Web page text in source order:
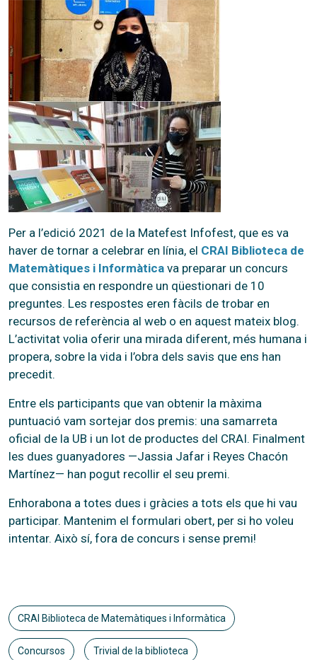
Per a l’edició 2021 de la Matefest Infofest, que es va
haver de tornar a celebrar en línia, el CRAI Biblioteca de
Matemàtiques i Informàtica va preparar un concurs
que consistia en respondre un qüestionari de 10
preguntes. Les respostes eren fàcils de trobar en
recursos de referència al web o en aquest mateix blog.
L’activitat volia oferir una mirada diferent, més humana i
propera, sobre la vida i l’obra dels savis que ens han
precedit.
Entre els participants que van obtenir la màxima
puntuació vam sortejar dos premis: una samarreta
oficial de la UB i un lot de productes del CRAI. Finalment
les dues guanyadores —Jassia Jafar i Reyes Chacón
Martínez— han pogut recollir el seu premi.
Enhorabona a totes dues i gràcies a tots els que hi vau
participar. Mantenim el formulari obert, per si ho voleu
intentar. Això sí, fora de concurs i sense premi!
CRAI Biblioteca de Matemàtiques i Informàtica
Concursos Trivial de la biblioteca